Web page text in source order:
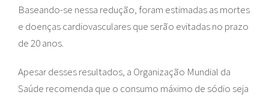
Baseando-se nessa redução, foram estimadas as mortes
e doenças cardiovasculares que serão evitadas no prazo
de 20 anos.
Apesar desses resultados, a Organização Mundial da
Saúde recomenda que o consumo máximo de sódio seja